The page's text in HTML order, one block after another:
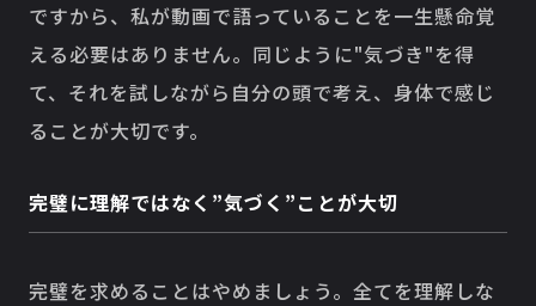
ですから、私が動画で語っていることを一生懸命覚
える必要はありません。同じように"気づき"を得
て、それを試しながら自分の頭で考え、身体で感じ
ることが大切です。
完璧に理解ではなく”気づく”ことが大切
完璧を求めることはやめましょう。全てを理解しな